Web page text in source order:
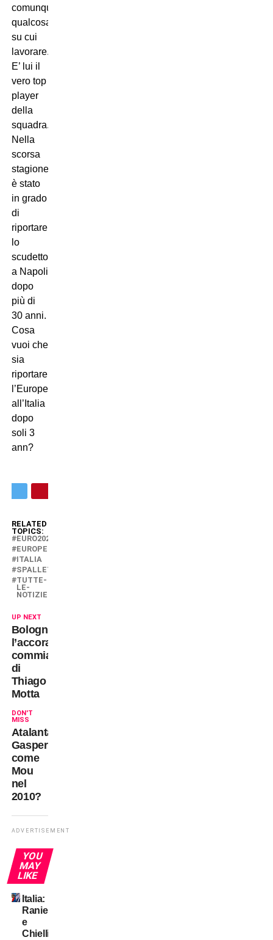
comunque
qualcosa
su cui
lavorare.
E’ lui il
vero top
player
della
squadra.
Nella
scorsa
stagione
è stato
in grado
di
riportare
lo
scudetto
a Napoli
dopo
più di
30 anni.
Cosa
vuoi che
sia
riportare
l’Europeo
all’Italia
dopo
soli 3
ann?
RELATED
TOPICS:
EURO2024
EUROPEO
ITALIA
SPALLETTI
TUTTE-
LE-
NOTIZIE
UP NEXT
Bologna,
l’accorato
commiato
di
Thiago
Motta
DON'T
MISS
Atalanta,
Gasperini
come
Mou
nel
2010?
ADVERTISEMENT
YOU
MAY
LIKE
Italia:
Ranieri
e
Chiellini?